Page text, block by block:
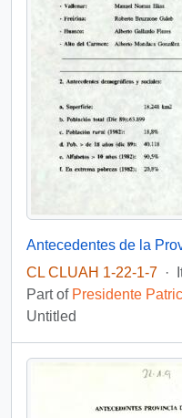
Antecedentes de la
CL CLUAH 1-22-1-7 ·
Part of Presidente
Untitled